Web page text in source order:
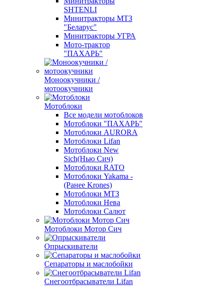
SHTENLI
Минитракторы МТЗ
"Беларус"
Минитракторы УГРА
Мото-трактор
"ПАХАРЬ"
Моноокучники /
мотоокучники
Мотоблоки
Все модели мотоблоков
Мотоблоки "ПАХАРЬ"
Мотоблоки AURORA
Мотоблоки Lifan
Мотоблоки New
Sich(Нью Сич)
Мотоблоки RATO
Мотоблоки Yakama -
(Ранее Krones)
Мотоблоки МТЗ
Мотоблоки Нева
Мотоблоки Салют
Мотоблоки Мотор Сич
Опрыскиватели
Сепараторы и маслобойки
Снегоотбрасыватели Lifan